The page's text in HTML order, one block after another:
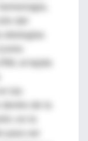
de la
para ver